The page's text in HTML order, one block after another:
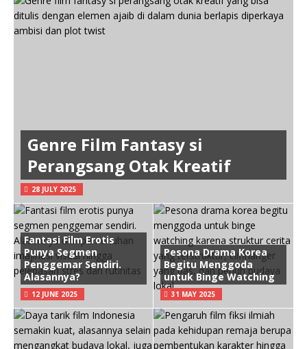
Genre Film Fantasy si
Perangsang Otak Kreatif
28 JULY 2025
Fantasi Film Erotis
Punya Segmen
Penggemar Sendiri.
Alasannya?
12 JUNE 2025
Pesona Drama Korea
Begitu Menggoda
untuk Binge Watching
31 MAY 2025